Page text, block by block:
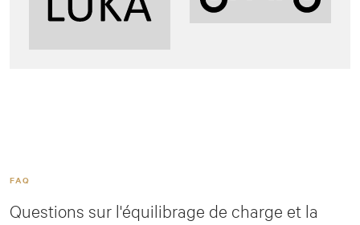
FAQ
Questions sur l'équilibrage de charge et la